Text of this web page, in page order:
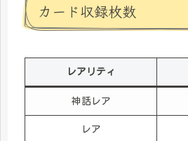
カード収録枚数
レアリティ
神話レア
レア